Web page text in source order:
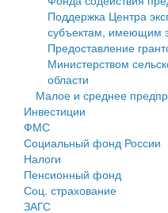
Образование
Здравоохранение
Социальная защита
Фотоальбом
Работа с обращениями
Муниципальный контроль
Муниципальные услуги
Проекты
Антимонопольный
Противодействие
Имущественная
среднего
Информационная
среднего
Муниципальные
Контрольно-счетная палата
Персональные данные
Поддержка Центра
субъектам, имеющим
Предоставление
Министерством
области
Малое и среднее
Инвестиции
ФМС
Социальный фонд России
Налоги
Пенсионный фонд
Соц. страхование
ЗАГС